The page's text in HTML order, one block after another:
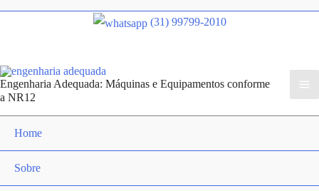
(31) 99799-2010
Engenharia Adequada: Máquinas e Equipamentos conforme
a NR12
Home
Sobre